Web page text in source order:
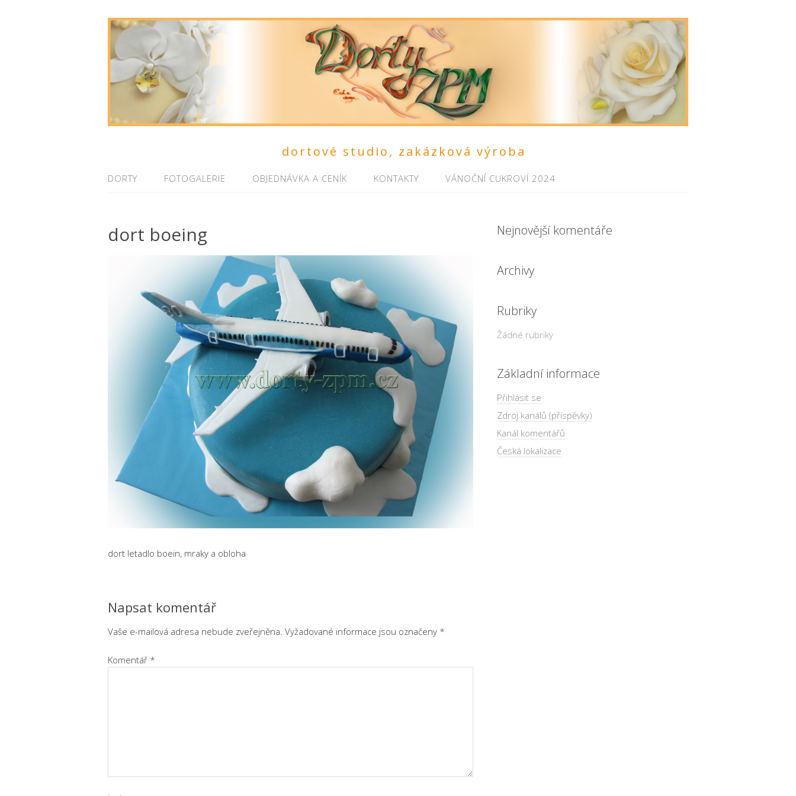
dortové studio, zakázková výroba
DORTY FOTOGALERIE OBJEDNÁVKA A CENÍK KONTAKTY VÁNOČNÍ CUKROVÍ 2024
dort boeing
dort letadlo boein, mraky a obloha
Napsat komentář
Vaše e-mailová adresa nebude zveřejněna. Vyžadované informace jsou označeny *
Komentář *
Nejnovější komentáře
Archivy
Rubriky
Žádné rubriky
Základní informace
Přihlásit se
Zdroj kanálů (příspěvky)
Kanál komentářů
Česká lokalizace